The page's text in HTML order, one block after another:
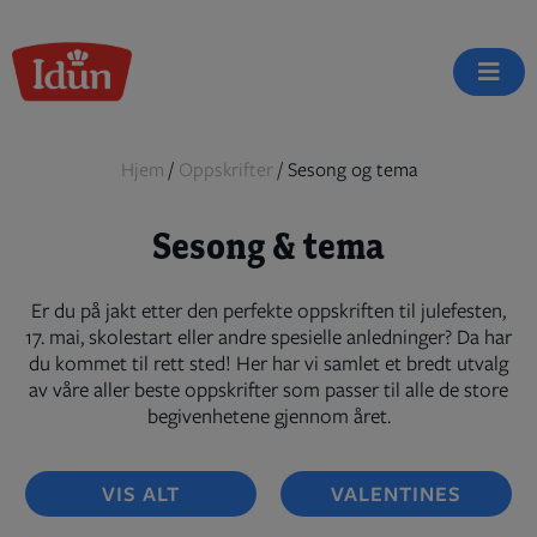
to
content
Hjem / Oppskrifter/ Sesong og tema
Sesong & tema
Er du på jakt etter den perfekte oppskriften til julefesten,
17. mai, skolestart eller andre spesielle anledninger? Da har
du kommet til rett sted! Her har vi samlet et bredt utvalg
av våre aller beste oppskrifter som passer til alle de store
begivenhetene gjennom året.
VIS ALT VALENTINES